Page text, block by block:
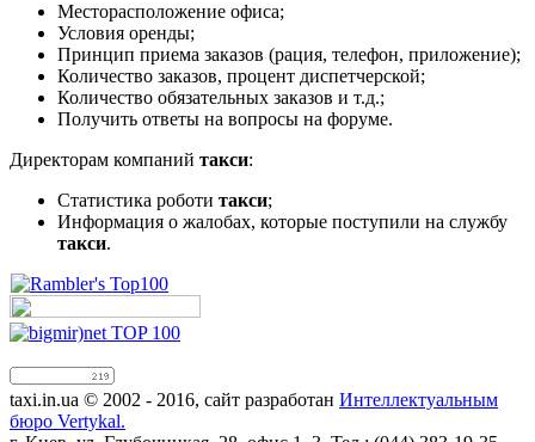
Месторасположение офиса;
Условия оренды;
Принцип приема заказов (рация, телефон, приложение);
Количество заказов, процент диспетчерской;
Количество обязательных заказов и т.д.;
Получить ответы на вопросы на форуме.
Директорам компаний такси:
Статистика роботи такси;
Информация о жалобах, которые поступили на службу
такси.
taxi.in.ua © 2002 - 2016, сайт разработан Интеллектуальным
бюро Vertykal.